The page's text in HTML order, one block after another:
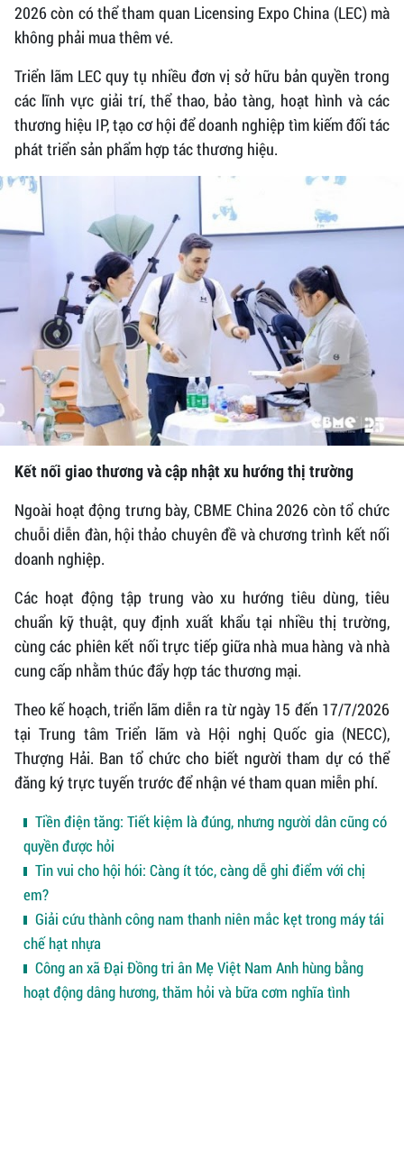
2026 còn có thể tham quan Licensing Expo China (LEC) mà
không phải mua thêm vé.
Triển lãm LEC quy tụ nhiều đơn vị sở hữu bản quyền trong
các lĩnh vực giải trí, thể thao, bảo tàng, hoạt hình và các
thương hiệu IP, tạo cơ hội để doanh nghiệp tìm kiếm đối tác
phát triển sản phẩm hợp tác thương hiệu.
Kết nối giao thương và cập nhật xu hướng thị trường
Ngoài hoạt động trưng bày, CBME China 2026 còn tổ chức
chuỗi diễn đàn, hội thảo chuyên đề và chương trình kết nối
doanh nghiệp.
Các hoạt động tập trung vào xu hướng tiêu dùng, tiêu
chuẩn kỹ thuật, quy định xuất khẩu tại nhiều thị trường,
cùng các phiên kết nối trực tiếp giữa nhà mua hàng và nhà
cung cấp nhằm thúc đẩy hợp tác thương mại.
Theo kế hoạch, triển lãm diễn ra từ ngày 15 đến 17/7/2026
tại Trung tâm Triển lãm và Hội nghị Quốc gia (NECC),
Thượng Hải. Ban tổ chức cho biết người tham dự có thể
đăng ký trực tuyến trước để nhận vé tham quan miễn phí.
Tiền điện tăng: Tiết kiệm là đúng, nhưng người dân cũng có
quyền được hỏi
Tin vui cho hội hói: Càng ít tóc, càng dễ ghi điểm với chị
em?
Giải cứu thành công nam thanh niên mắc kẹt trong máy tái
chế hạt nhựa
Công an xã Đại Đồng tri ân Mẹ Việt Nam Anh hùng bằng
hoạt động dâng hương, thăm hỏi và bữa cơm nghĩa tình